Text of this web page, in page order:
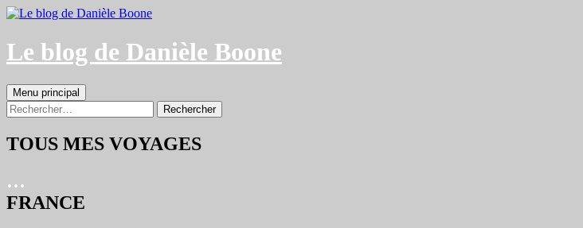
Aller
contenu
Le blog de Danièle Boone
Recherche
Menu principal
Rechercher :
TOUS MES VOYAGES
…
FRANCE